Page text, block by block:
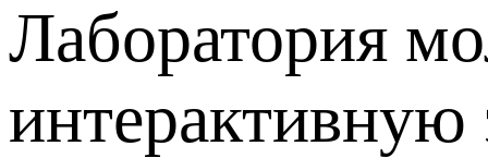
Лаборатория
интерактивную